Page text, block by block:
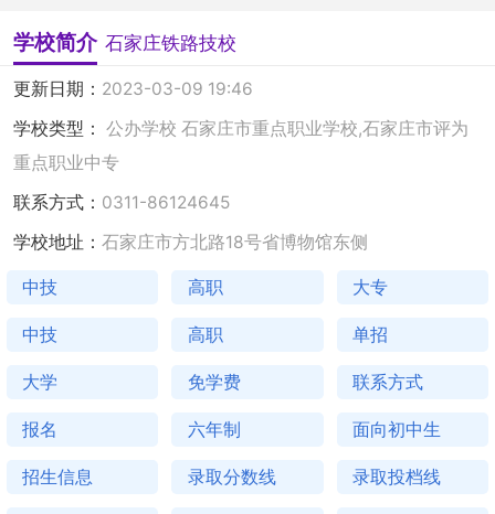
学校简介 石家庄铁路技校
更新日期： 2023-03-09 19:46
学校类型： 公办学校 石家庄市重点职业学校,石家庄市评为
重点职业中专
联系方式： 0311-86124645
学校地址： 石家庄市方北路18号省博物馆东侧
中技 高职 大专
中技 高职 单招
大学 免学费 联系方式
报名 六年制 面向初中生
招生信息 录取分数线 录取投档线